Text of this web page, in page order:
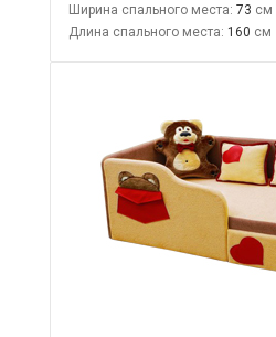
Ширина спального места: 73
Длина спального места: 160